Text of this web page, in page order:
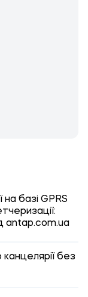
базі GPRS
antap.com.ua
без